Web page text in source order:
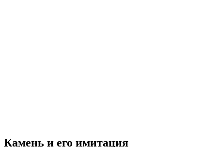
Камень и его имитация